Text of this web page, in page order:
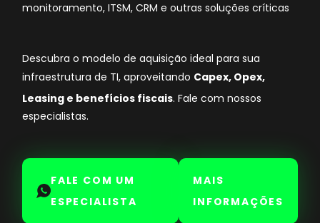
monitoramento, ITSM, CRM e outras soluções críticas
Descubra o modelo de aquisição ideal para sua
infraestrutura de TI, aproveitando Capex, Opex,
Leasing e benefícios fiscais. Fale com nossos
especialistas.
FALE COM UM
ESPECIALISTA
MAIS
INFORMAÇÕES